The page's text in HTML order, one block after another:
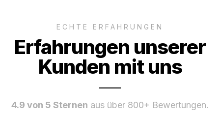
ECHTE ERFAHRUNGEN
Erfahrungen unserer
Kunden mit uns
4.9 von 5 Sternen aus über 800+ Bewertungen.